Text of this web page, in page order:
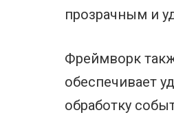
прозрачным и
Фреймворк
обеспечивает
обработку